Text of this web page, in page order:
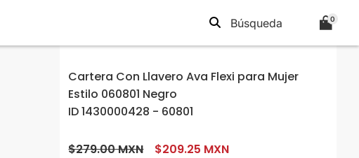
0
Cartera Con Llavero Ava Flexi para Mujer
Estilo 060801 Negro
ID 1430000428 - 60801
$279.00 MXN $209.25 MXN